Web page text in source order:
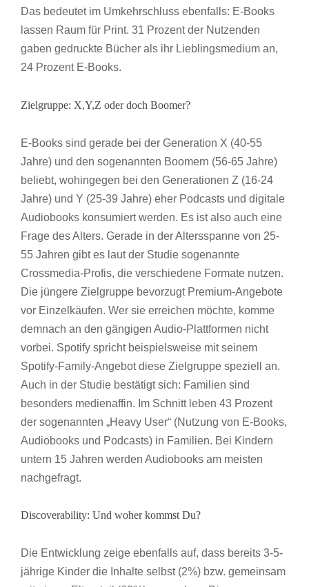
Das bedeutet im Umkehrschluss ebenfalls: E-Books
lassen Raum für Print. 31 Prozent der Nutzenden
gaben gedruckte Bücher als ihr Lieblingsmedium an,
24 Prozent E-Books.
Zielgruppe: X,Y,Z oder doch Boomer?
E-Books sind gerade bei der Generation X (40-55
Jahre) und den sogenannten Boomern (56-65 Jahre)
beliebt, wohingegen bei den Generationen Z (16-24
Jahre) und Y (25-39 Jahre) eher Podcasts und digitale
Audiobooks konsumiert werden. Es ist also auch eine
Frage des Alters. Gerade in der Altersspanne von 25-
55 Jahren gibt es laut der Studie sogenannte
Crossmedia-Profis, die verschiedene Formate nutzen.
Die jüngere Zielgruppe bevorzugt Premium-Angebote
vor Einzelkäufen. Wer sie erreichen möchte, komme
demnach an den gängigen Audio-Plattformen nicht
vorbei. Spotify spricht beispielsweise mit seinem
Spotify-Family-Angebot diese Zielgruppe speziell an.
Auch in der Studie bestätigt sich: Familien sind
besonders medienaffin. Im Schnitt leben 43 Prozent
der sogenannten „Heavy User“ (Nutzung von E-Books,
Audiobooks und Podcasts) in Familien. Bei Kindern
untern 15 Jahren werden Audiobooks am meisten
nachgefragt.
Discoverability: Und woher kommst Du?
Die Entwicklung zeige ebenfalls auf, dass bereits 3-5-
jährige Kinder die Inhalte selbst (2%) bzw. gemeinsam